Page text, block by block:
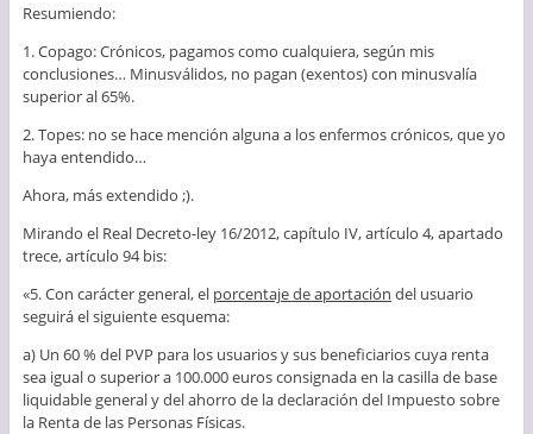
Resumiendo:
1. Copago: Crónicos, pagamos como cualquiera, según mis
conclusiones… Minusválidos, no pagan (exentos) con minusvalía
superior al 65%.
2. Topes: no se hace mención alguna a los enfermos crónicos, que yo
haya entendido…
Ahora, más extendido ;).
Mirando el Real Decreto-ley 16/2012, capítulo IV, artículo 4, apartado
trece, artículo 94 bis:
«5. Con carácter general, el porcentaje de aportación del usuario
seguirá el siguiente esquema:
a) Un 60 % del PVP para los usuarios y sus beneficiarios cuya renta
sea igual o superior a 100.000 euros consignada en la casilla de base
liquidable general y del ahorro de la declaración del Impuesto sobre
la Renta de las Personas Físicas.